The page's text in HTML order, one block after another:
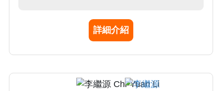
未來工作強調：改善病人運送過程之安全與照
護之整體性、提昇體外心肺循環之臨床工作品
詳細介紹